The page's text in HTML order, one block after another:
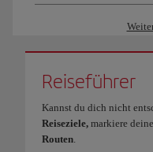
Reiseführer
Kannst du dich nicht
Reiseziele, markiere
Routen